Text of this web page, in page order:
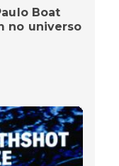
Boat
no universo